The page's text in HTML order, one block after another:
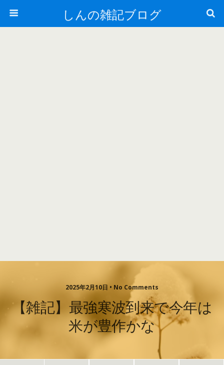
しんの雑記ブログ
2025年2月10日 • No Comments
【雑記】最強寒波到来で今年は
米が豊作かな